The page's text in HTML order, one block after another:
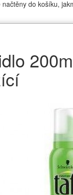
do košíku,